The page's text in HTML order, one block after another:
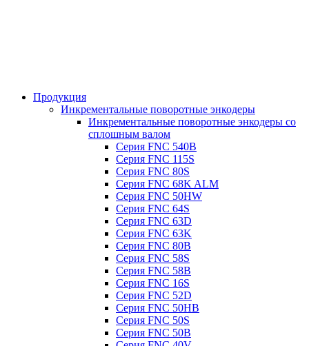
Продукция
Инкрементальные поворотные энкодеры
Инкрементальные поворотные энкодеры со
сплошным валом
Серия FNC 540B
Серия FNC 115S
Серия FNC 80S
Серия FNC 68K ALM
Серия FNC 50HW
Серия FNC 64S
Серия FNC 63D
Серия FNC 63K
Серия FNC 80B
Серия FNC 58S
Серия FNC 58B
Серия FNC 16S
Серия FNC 52D
Серия FNC 50HB
Серия FNC 50S
Серия FNC 50B